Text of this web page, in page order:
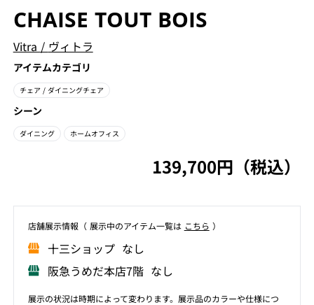
CHAISE TOUT BOIS
Vitra / ヴィトラ
アイテムカテゴリ
チェア / ダイニングチェア
シーン
ダイニング ホームオフィス
139,700円（税込）
店舗展⽰情報（ 展⽰中のアイテム⼀覧は こちら ）
⼗三ショップ なし
阪急うめだ本店7階 なし
展示の状況は時期によって変わります。展示品のカラーや仕様につ